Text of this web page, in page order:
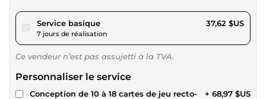
Service basiquepour 34,68 $US
7 jours de réalisation
37,62 $US
Ce vendeur n’est pas assujetti à la TVA.
Personnaliser le service
Conception de 10 à 18 cartes de jeu recto-
+ 68,97 $US